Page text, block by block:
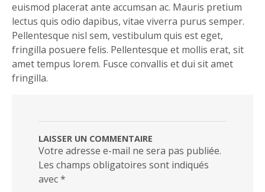
euismod placerat ante accumsan ac. Mauris pretium
lectus quis odio dapibus, vitae viverra purus semper.
Pellentesque nisl sem, vestibulum quis est eget,
fringilla posuere felis. Pellentesque et mollis erat, sit
amet tempus lorem. Fusce convallis et dui sit amet
fringilla.
LAISSER UN COMMENTAIRE
Votre adresse e-mail ne sera pas publiée.
Les champs obligatoires sont indiqués
avec*